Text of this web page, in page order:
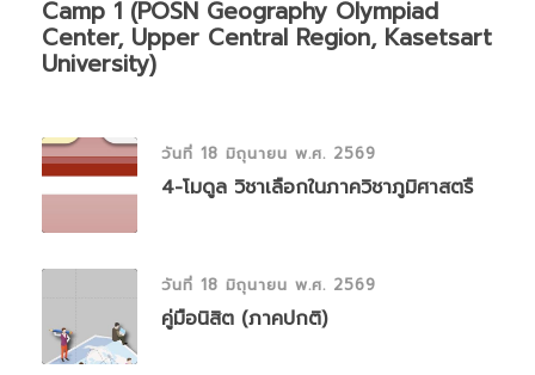
Camp 1 (POSN Geography Olympiad
Center, Upper Central Region, Kasetsart
University)
วันที่ 18 มิถุนายน พ.ศ. 2569
4-โมดูล วิชาเลือกในภาควิชาภูมิศาสตรื
วันที่ 18 มิถุนายน พ.ศ. 2569
คู่มือนิสิต (ภาคปกติ)